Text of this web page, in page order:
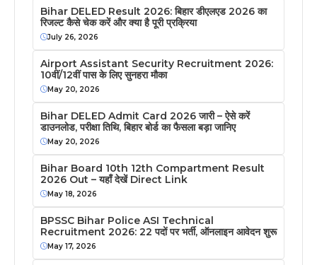
Bihar DELED Result 2026: बिहार डीएलएड 2026 का
रिजल्ट कैसे चेक करें और क्या है पूरी प्रक्रिया
July 26, 2026
Airport Assistant Security Recruitment 2026:
10वीं/12वीं पास के लिए सुनहरा मौका
May 20, 2026
Bihar DELED Admit Card 2026 जारी – ऐसे करें
डाउनलोड, परीक्षा तिथि, बिहार बोर्ड का फैसला बड़ा जानिए
May 20, 2026
Bihar Board 10th 12th Compartment Result
2026 Out – यहाँ देखें Direct Link
May 18, 2026
BPSSC Bihar Police ASI Technical
Recruitment 2026: 22 पदों पर भर्ती, ऑनलाइन आवेदन शुरू
May 17, 2026